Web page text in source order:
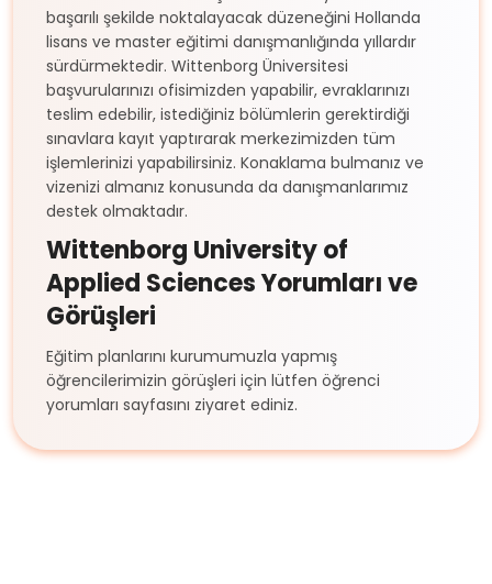
başarılı şekilde noktalayacak düzeneğini Hollanda
lisans ve master eğitimi danışmanlığında yıllardır
sürdürmektedir. Wittenborg Üniversitesi
başvurularınızı ofisimizden yapabilir, evraklarınızı
teslim edebilir, istediğiniz bölümlerin gerektirdiği
sınavlara kayıt yaptırarak merkezimizden tüm
işlemlerinizi yapabilirsiniz. Konaklama bulmanız ve
vizenizi almanız konusunda da danışmanlarımız
destek olmaktadır.
Wittenborg University of
Applied Sciences Yorumları ve
Görüşleri
Eğitim planlarını kurumumuzla yapmış
öğrencilerimizin görüşleri için lütfen öğrenci
yorumları sayfasını ziyaret ediniz.